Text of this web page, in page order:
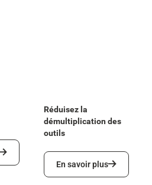
Réduisez la
démultiplication des
outils
En savoir plus
En savoir plus